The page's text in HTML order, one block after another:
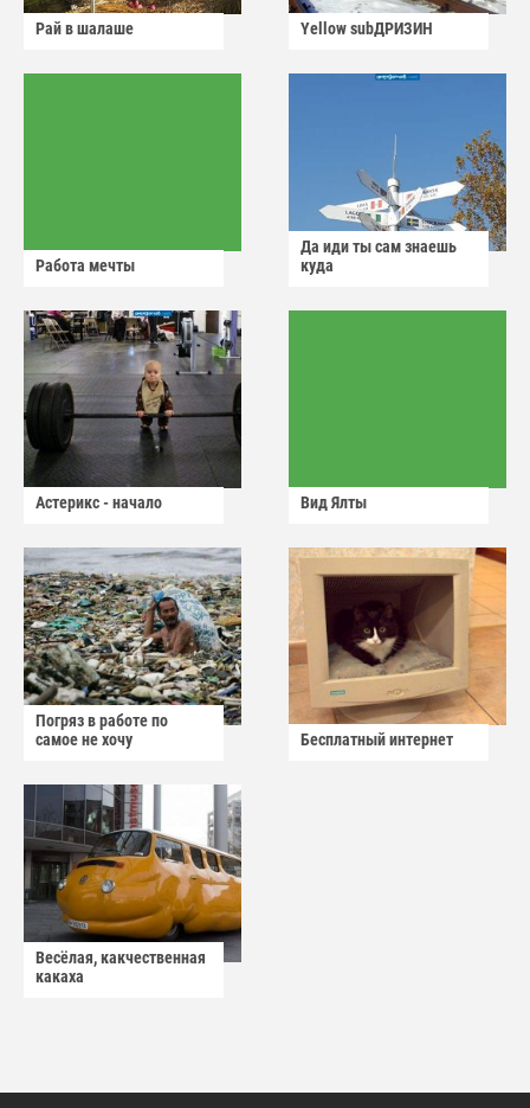
Рай в шалаше Yellow subДРИЗИН
Работа мечты
Да иди ты сам знаешь
куда
Астерикс - начало Вид Ялты
Погряз в работе по
самое не хочу
Бесплатный интернет
Весёлая, какчественная
какаха